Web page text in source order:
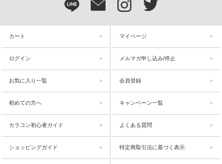
カート マイページ
ログイン メルマガ申し込み/停止
お気に入り一覧 会員登録
初めての方へ キャンペーン一覧
カラコン初心者ガイド よくある質問
ショッピングガイド 特定商取引法に基づく表示